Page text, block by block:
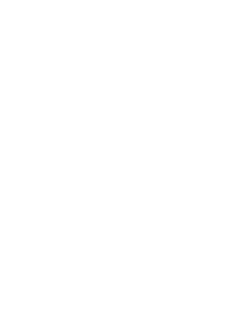
Pozivamo
okolje in
padavin, ki
dežja. Na
dežja v 12
idrijskega
padavine